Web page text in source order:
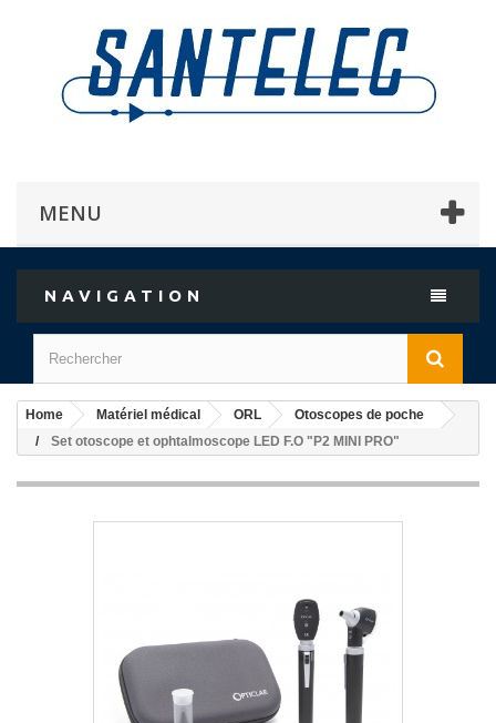
MENU
NAVIGATION
Home Matériel médical ORL
Otoscopes de poche
Set otoscope et ophtalmoscope LED F.O "P2 MINI PRO"